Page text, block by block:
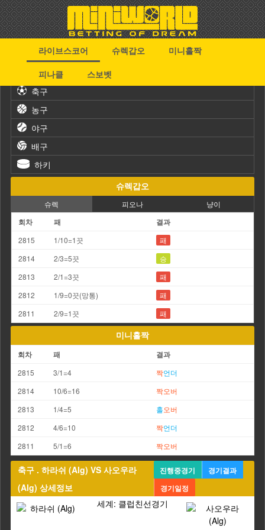
라이브스코어 슈렉갑오
미니홀짝
피나클
스보벳
축구
농구
야구
배구
하키
슈렉갑오
슈렉 피오나 냥이
회차 패 결과
2815 1/10=1끗
패
2814
2/3=5끗
승
2813
2/1=3끗
패
2812
1/9=0끗(망통)
패
2811
2/9=1끗 패
미니홀짝
회차 패 결과
2815 3/1=4 짝언더
2814
10/6=16 짝오버
2813
1/4=5 홀오버
2812
4/6=10 짝언더
2811
5/1=6 짝오버
축구 . 하라쉬 (Alg) VS 사오우라
(Alg) 상세정보
진행중경기
경기결과
경기일정
세계: 클럽친선경기